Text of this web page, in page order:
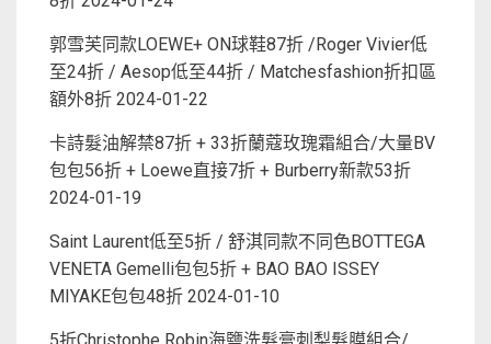
郭雪芙同款LOEWE+ ON球鞋87折 /Roger Vivier低
至24折 / Aesop低至44折 / Matchesfashion折扣區
額外8折 2024-01-22
卡詩髮油解禁87折 + 33折蘭蔻玫瑰霜組合/大量BV
包包56折 + Loewe直接7折 + Burberry新款53折
2024-01-19
Saint Laurent低至5折 / 舒淇同款不同色BOTTEGA
VENETA Gemelli包包5折 + BAO BAO ISSEY
MIYAKE包包48折 2024-01-10